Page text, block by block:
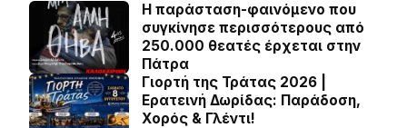
Η παράσταση-φαινόμενο που
συγκίνησε περισσότερους από
250.000 θεατές έρχεται στην
Πάτρα
Γιορτή της Τράτας 2026 |
Ερατεινή Δωρίδας: Παράδοση,
Χορός & Γλέντι!